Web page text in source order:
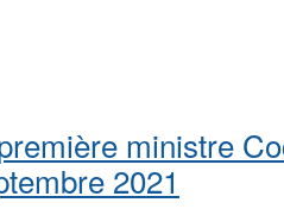
ministre
2021